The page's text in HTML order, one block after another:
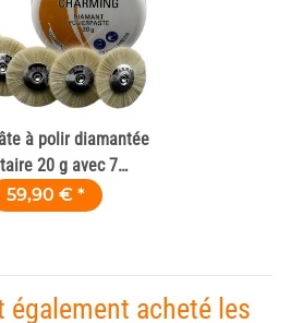
à polir diamantée
20 g avec 7
en poils de chèvre
59,90 € *
également acheté les